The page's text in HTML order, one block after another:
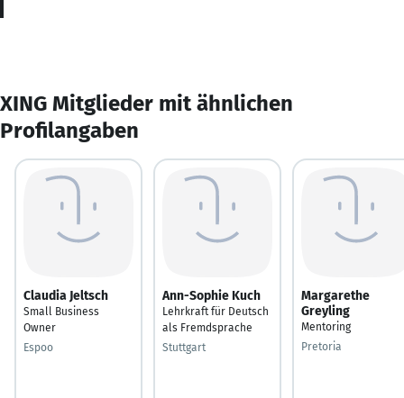
XING Mitglieder mit ähnlichen
Profilangaben
Claudia Jeltsch
Small Business
Owner
Espoo
Ann-Sophie Kuch
Lehrkraft für Deutsch
als Fremdsprache
Stuttgart
Margarethe
Greyling
Mentoring
Pretoria